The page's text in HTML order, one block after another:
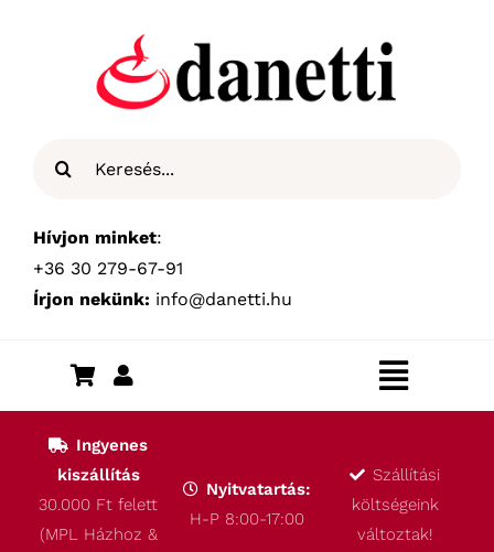
Hívjon minket:
+36 30 279-67-91
Írjon nekünk: info@danetti.hu
Toggle
Kezdőlap
Termékeink
Ingyenes
kiszállítás
30.000 Ft felett
(MPL Házhoz &
Nyitvatartás:
H-P 8:00-17:00
Szállítási
költségeink
változtak!